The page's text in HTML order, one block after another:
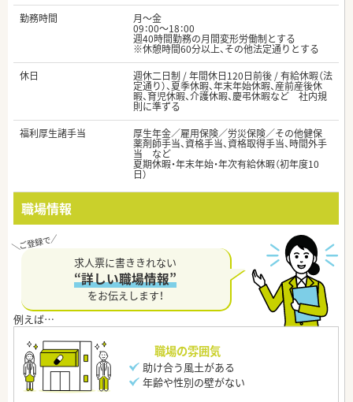
勤務時間
月～金
09：00〜18：00
週40時間勤務の月間変形労働制とする
※休憩時間60分以上、その他法定通りとする
休日
週休二日制 / 年間休日120日前後 / 有給休暇（法
定通り）、夏季休暇、年末年始休暇、産前産後休
暇、育児休暇、介護休暇、慶弔休暇など 社内規
則に準ずる
福利厚生諸手当
厚生年金／雇用保険／労災保険／その他健保
薬剤師手当、資格手当、資格取得手当、時間外手
当 など
夏期休暇・年末年始・年次有給休暇（初年度10
日）
職場情報
求人票に書ききれない
“詳しい職場情報”
をお伝えします！
職場の雰囲気
助け合う風土がある
年齢や性別の壁がない